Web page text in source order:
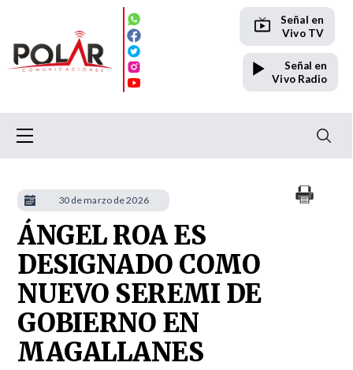
Señal en
Vivo TV
Señal en
Vivo Radio
ÁNGEL ROA ES
DESIGNADO COMO
NUEVO SEREMI DE
GOBIERNO EN
MAGALLANES
30 de marzo de 2026